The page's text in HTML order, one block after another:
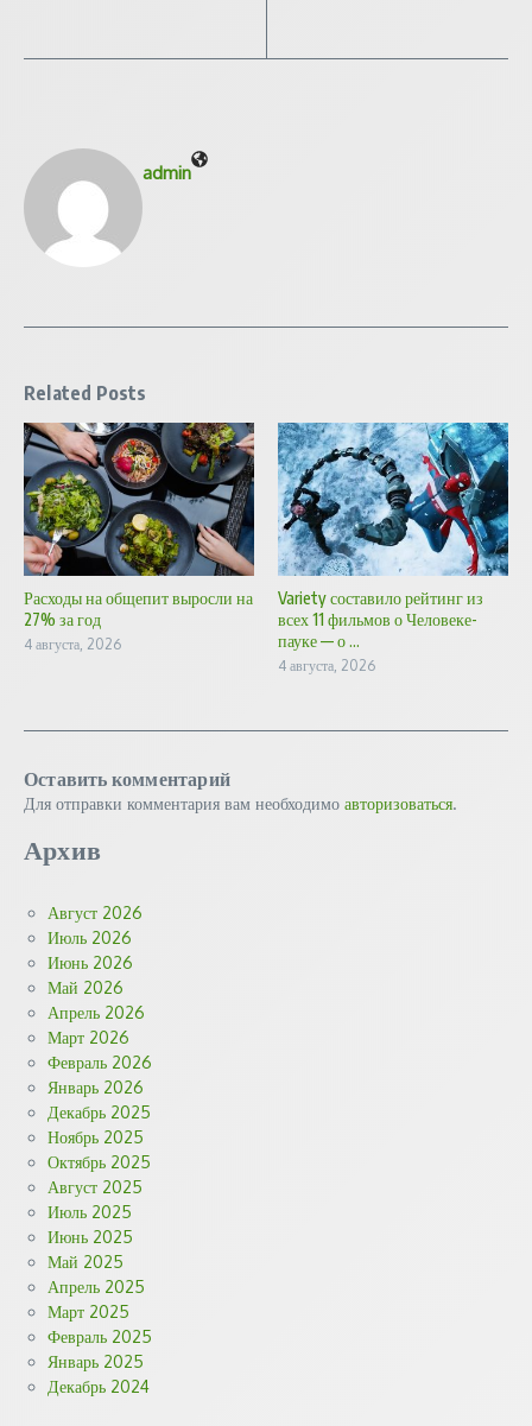
admin
Related Posts
Расходы на общепит выросли на
27% за год
4 августа, 2026
Variety составило рейтинг из
всех 11 фильмов о Человеке-
пауке — о ...
4 августа, 2026
Оставить комментарий
Для отправки комментария вам необходимо авторизоваться.
Архив
Август 2026
Июль 2026
Июнь 2026
Май 2026
Апрель 2026
Март 2026
Февраль 2026
Январь 2026
Декабрь 2025
Ноябрь 2025
Октябрь 2025
Август 2025
Июль 2025
Июнь 2025
Май 2025
Апрель 2025
Март 2025
Февраль 2025
Январь 2025
Декабрь 2024